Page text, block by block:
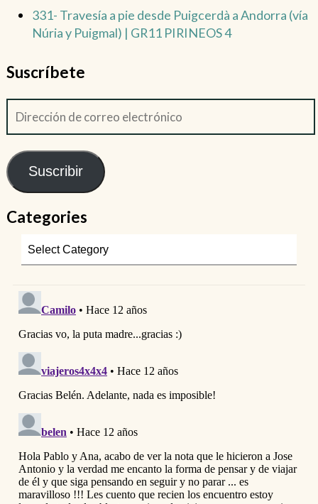
331- Travesía a pie desde Puigcerdà a Andorra (vía
Núria y Puigmal) | GR11 PIRINEOS 4
Suscríbete
Suscribir
Categories